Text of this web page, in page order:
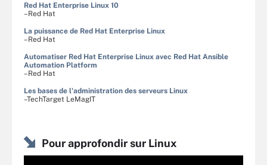
Red Hat Enterprise Linux 10
–Red Hat
La puissance de Red Hat Enterprise Linux
–Red Hat
Automatiser Red Hat Enterprise Linux avec Red Hat Ansible
Automation Platform
–Red Hat
Les bases de l'administration des serveurs Linux
–TechTarget LeMagIT
Pour approfondir sur Linux